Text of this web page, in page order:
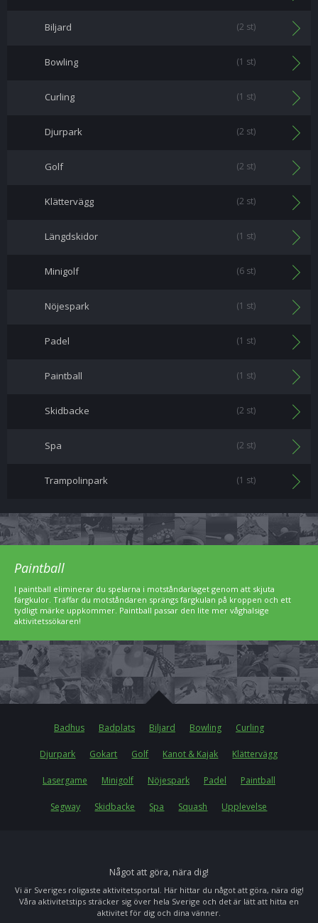
Biljard (2 st)
Bowling (1 st)
Curling (1 st)
Djurpark (2 st)
Golf (2 st)
Klättervägg (2 st)
Längdskidor (1 st)
Minigolf (6 st)
Nöjespark (1 st)
Padel (1 st)
Paintball (1 st)
Skidbacke (2 st)
Spa (2 st)
Trampolinpark (1 st)
Paintball
I paintball eliminerar du spelarna i motståndarlaget genom att skjuta
färgkulor. Träffar du motståndaren sprängs färgkulan på kroppen och ett
tydligt märke uppkommer. Paintball passar den lite mer våghalsige
aktivitetssökaren!
Badhus Badplats Biljard Bowling Curling
Djurpark Gokart Golf Kanot & Kajak Klättervägg
Lasergame Minigolf Nöjespark Padel Paintball
Segway Skidbacke Spa Squash Upplevelse
Något att göra, nära dig!
Vi är Sveriges roligaste aktivitetsportal. Här hittar du något att göra, nära dig!
Våra aktivitetstips sträcker sig över hela Sverige och det är lätt att hitta en
aktivitet för dig och dina vänner.